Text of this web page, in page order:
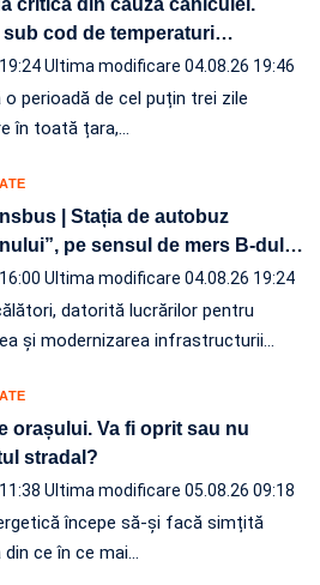
sub cod de temperaturi…
Ultima modificare 04.08.26 19:46
o perioadă de cel puțin trei zile
în toată țara,…
| Stația de autobuz
pe sensul de mers B-dul …
Ultima modificare 04.08.26 19:24
datorită lucrărilor pentru
și modernizarea infrastructurii…
orașului. Va fi oprit sau nu
stradal?
Ultima modificare 05.08.26 09:18
începe să-și facă simțită
ce în ce mai…